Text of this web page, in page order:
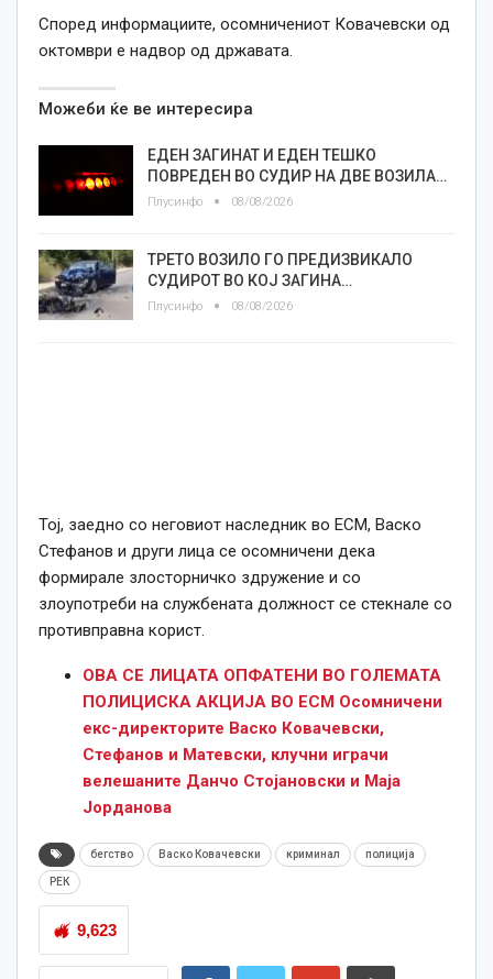
Според информациите, осомничениот Ковачевски од
октомври е надвор од државата.
Можеби ќе ве интересира
ЕДЕН ЗАГИНАТ И ЕДЕН ТЕШКО
ПОВРЕДЕН ВО СУДИР НА ДВЕ ВОЗИЛА…
Плусинфо 08/08/2026
ТРЕТО ВОЗИЛО ГО ПРЕДИЗВИКАЛО
СУДИРОТ ВО КОЈ ЗАГИНА…
Плусинфо 08/08/2026
Тој, заедно со неговиот наследник во ЕСМ, Васко
Стефанов и други лица се осомничени дека
формирале злосторничко здружение и со
злоупотреби на службената должност се стекнале со
противправна корист.
ОВА СЕ ЛИЦАТА ОПФАТЕНИ ВО ГОЛЕМАТА
ПОЛИЦИСКА АКЦИЈА ВО ЕСМ Осомничени
екс-директорите Васко Ковачевски,
Стефанов и Матевски, клучни играчи
велешаните Данчо Стојановски и Маја
Јорданова
бегство Васко Ковачевски криминал полиција
РЕК
9,623